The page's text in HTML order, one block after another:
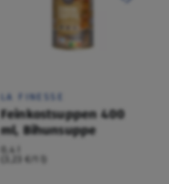
LA FINESSE
Feinkostsuppen 400
ml, Bihunsuppe
0,4 l
(3,23 €/1 l)